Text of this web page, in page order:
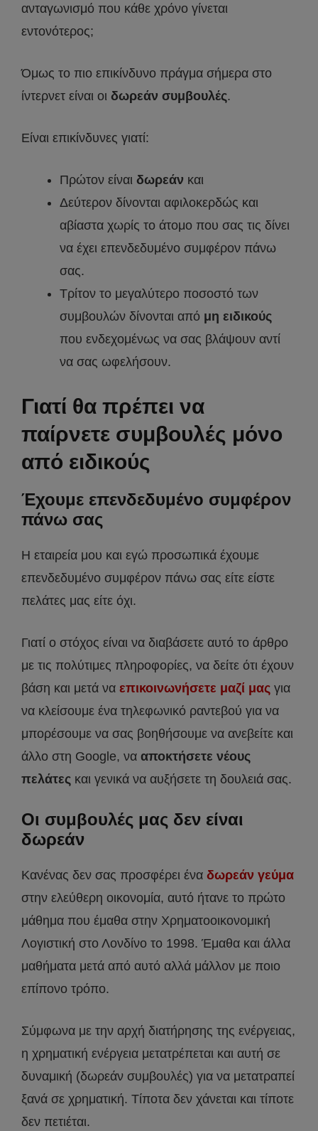
ανταγωνισμό που κάθε χρόνο γίνεται
εντονότερος;
Όμως το πιο επικίνδυνο πράγμα σήμερα στο
ίντερνετ είναι οι δωρεάν συμβουλές.
Είναι επικίνδυνες γιατί:
Πρώτον είναι δωρεάν και
Δεύτερον δίνονται αφιλοκερδώς και
αβίαστα χωρίς το άτομο που σας τις δίνει
να έχει επενδεδυμένο συμφέρον πάνω
σας.
Τρίτον το μεγαλύτερο ποσοστό των
συμβουλών δίνονται από μη ειδικούς
που ενδεχομένως να σας βλάψουν αντί
να σας ωφελήσουν.
Γιατί θα πρέπει να
παίρνετε συμβουλές μόνο
από ειδικούς
Έχουμε επενδεδυμένο συμφέρον
πάνω σας
Η εταιρεία μου και εγώ προσωπικά έχουμε
επενδεδυμένο συμφέρον πάνω σας είτε είστε
πελάτες μας είτε όχι.
Γιατί ο στόχος είναι να διαβάσετε αυτό το άρθρο
με τις πολύτιμες πληροφορίες, να δείτε ότι έχουν
βάση και μετά να επικοινωνήσετε μαζί μας για
να κλείσουμε ένα τηλεφωνικό ραντεβού για να
μπορέσουμε να σας βοηθήσουμε να ανεβείτε και
άλλο στη Google, να αποκτήσετε νέους
πελάτες και γενικά να αυξήσετε τη δουλειά σας.
Οι συμβουλές μας δεν είναι
δωρεάν
Κανένας δεν σας προσφέρει ένα δωρεάν γεύμα
στην ελεύθερη οικονομία, αυτό ήτανε το πρώτο
μάθημα που έμαθα στην Χρηματοοικονομική
Λογιστική στο Λονδίνο το 1998. Έμαθα και άλλα
μαθήματα μετά από αυτό αλλά μάλλον με ποιο
επίπονο τρόπο.
Σύμφωνα με την αρχή διατήρησης της ενέργειας,
η χρηματική ενέργεια μετατρέπεται και αυτή σε
δυναμική (δωρεάν συμβουλές) για να μετατραπεί
ξανά σε χρηματική. Τίποτα δεν χάνεται και τίποτε
δεν πετιέται.